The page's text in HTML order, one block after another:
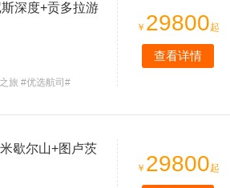
深度+贡多拉游
旅 #优选航司#
￥ 29800起
查看详情
歇尔山+图卢茨
￥ 29800起